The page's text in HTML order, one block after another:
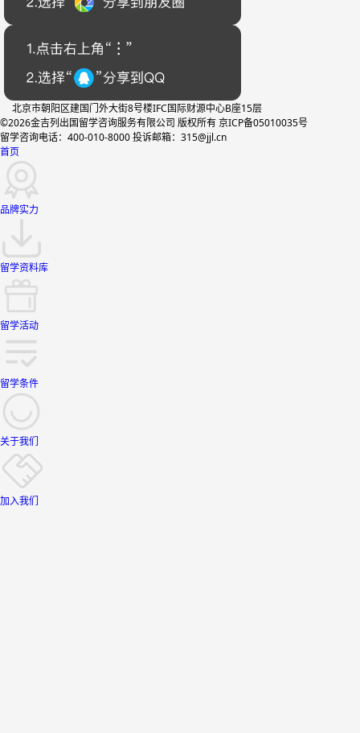
北京市朝阳区建国门外大街8号楼IFC国际财源中心B座15层
©2026金吉列出国留学咨询服务有限公司 版权所有 京ICP备05010035号
留学咨询电话：400-010-8000 投诉邮箱：315@jjl.cn
首页
品牌实力
留学资料库
留学活动
留学条件
关于我们
加入我们